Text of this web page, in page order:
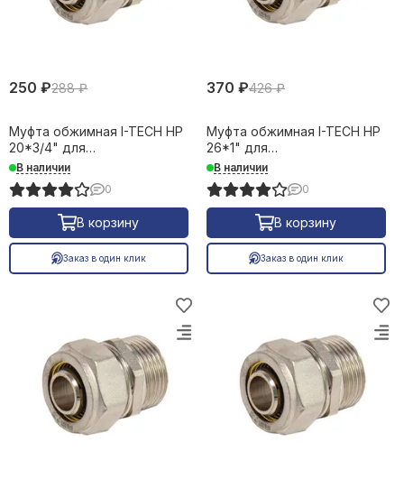
250 ₽288 ₽
Муфта обжимная I-TECH НР
20*3/4" для
металлопластиковых труб
16650
В наличии
0
В корзину
Заказ в один клик
370 ₽426 ₽
Муфта обжимная I-TECH НР
26*1" для
металлопластиковых труб
16651
В наличии
0
В корзину
Заказ в один клик